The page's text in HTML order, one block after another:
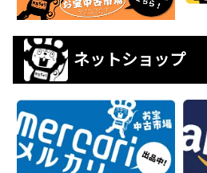
ネットショップ